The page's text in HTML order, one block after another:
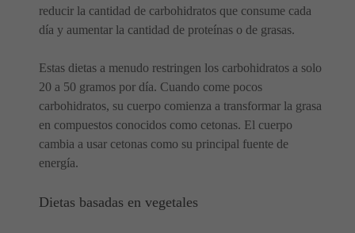
reducir la cantidad de carbohidratos que consume cada
día y aumentar la cantidad de proteínas o de grasas.
Estas dietas a menudo restringen los carbohidratos a solo
20 a 50 gramos por día. Cuando come pocos
carbohidratos, su cuerpo comienza a transformar la grasa
en compuestos conocidos como cetonas. El cuerpo
cambia a usar cetonas como su principal fuente de
energía.
Dietas basadas en vegetales